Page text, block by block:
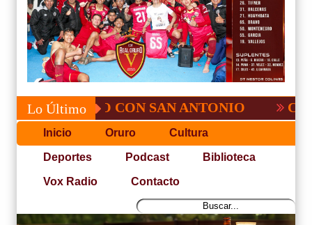
Lo Último
NO PUDO CON SAN ANTONIO COPA
Inicio Oruro Cultura
Deportes Podcast Biblioteca
Vox Radio Contacto